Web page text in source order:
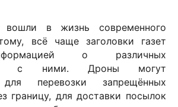
в жизнь современного
всё чаще заголовки газет
о различных
с ними. Дроны могут
для перевозки запрещённых
границу, для доставки посылок